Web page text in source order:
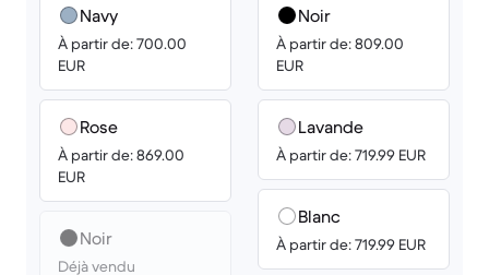
Navy
À partir de: 700.00
EUR
Rose
À partir de: 869.00
EUR
Noir
Déjà vendu
Noir
À partir de: 809.00
EUR
Lavande
À partir de: 719.99 EUR
Blanc
À partir de: 719.99 EUR